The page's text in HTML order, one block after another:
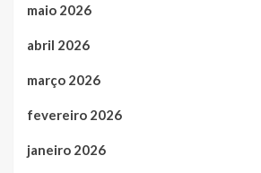
maio 2026
abril 2026
março 2026
fevereiro 2026
janeiro 2026